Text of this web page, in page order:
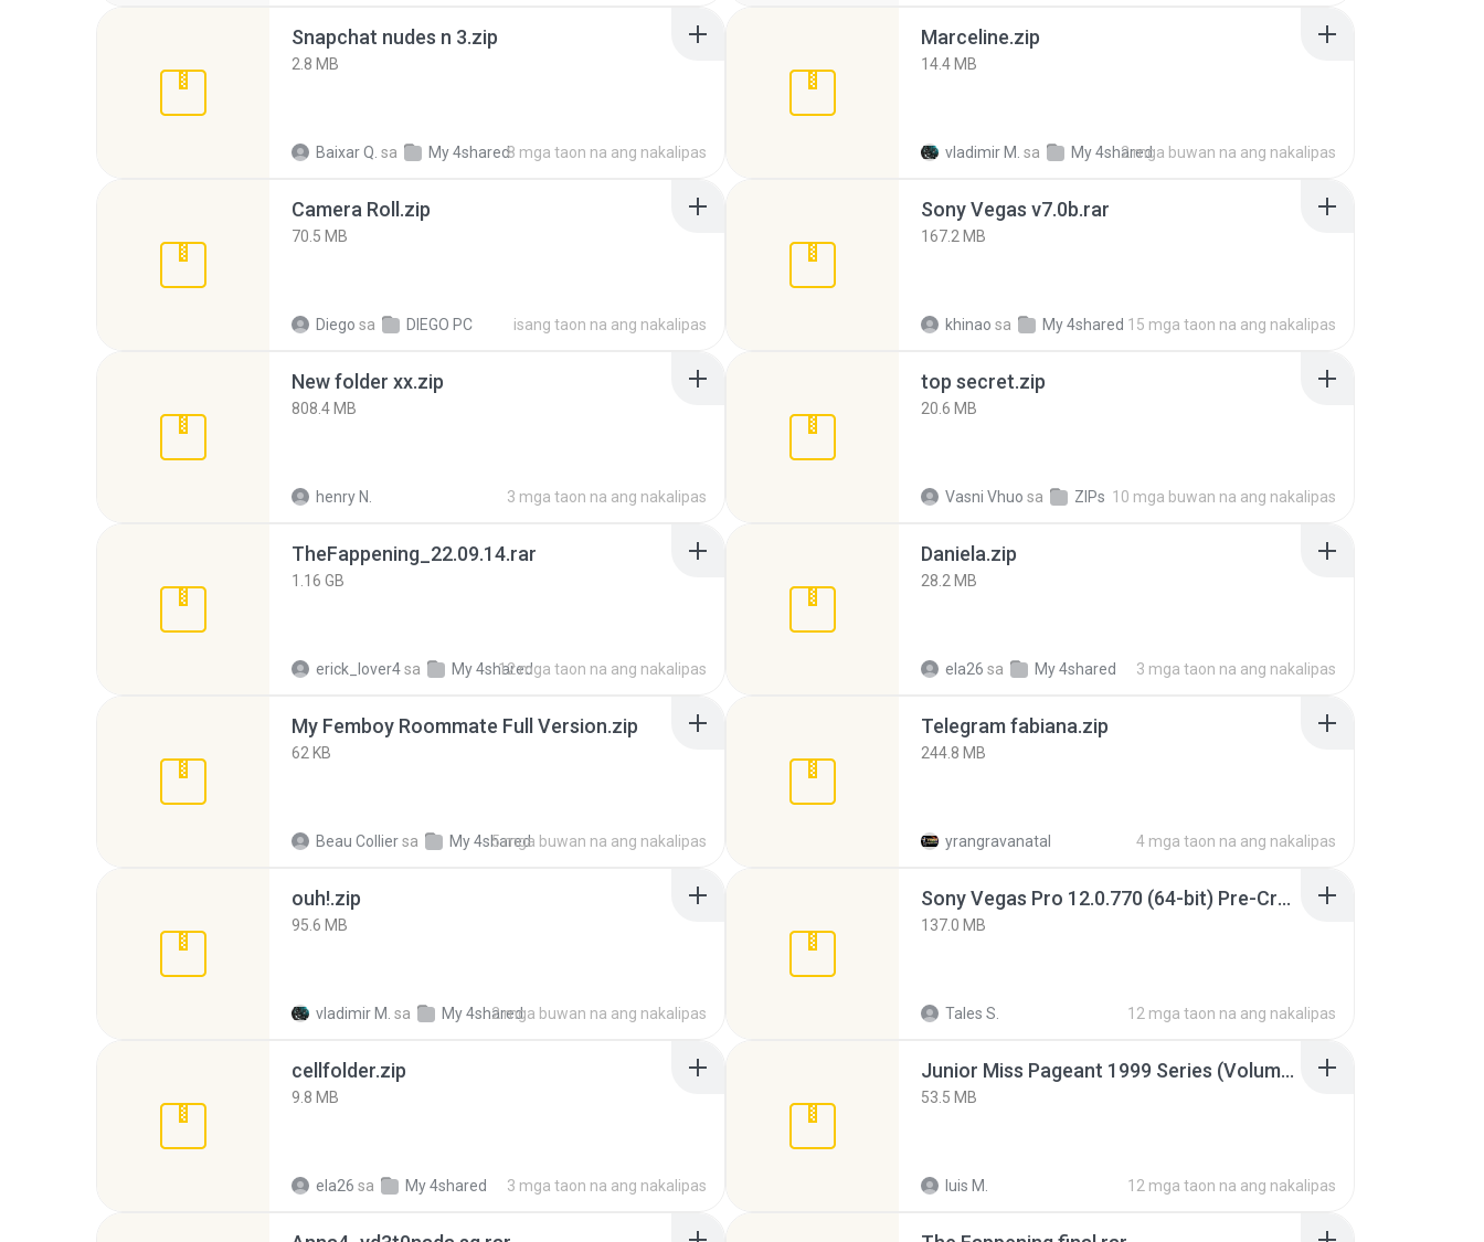
Snapchat nudes n 3.zip
2.8 MB
Baixar Q. sa My 4shared8 mga taon na ang nakalipas
Marceline.zip
14.4 MB
vladimir M. sa My 4shared2 mga buwan na ang nakalipas
Camera Roll.zip
70.5 MB
Diego sa DIEGO PC isang taon na ang nakalipas
Sony Vegas v7.0b.rar
167.2 MB
khinao sa My 4shared 15 mga taon na ang nakalipas
New folder xx.zip
808.4 MB
henry N. 3 mga taon na ang nakalipas
top secret.zip
20.6 MB
Vasni Vhuo sa ZIPs 10 mga buwan na ang nakalipas
TheFappening_22.09.14.rar
1.16 GB
erick_lover4sa My 4shared12 mga taon na ang nakalipas
Daniela.zip
28.2 MB
ela26 sa My 4shared 3 mga taon na ang nakalipas
My Femboy Roommate Full Version.zip
62 KB
Beau Colliersa My 4shared5 mga buwan na ang nakalipas
Telegram fabiana.zip
244.8 MB
yrangravanatal 4 mga taon na ang nakalipas
ouh!.zip
95.6 MB
vladimir M. sa My 4shared2 mga buwan na ang nakalipas
Sony Vegas Pro 12.0.770 (64-bit) Pre-Cracked.zip
137.0 MB
Tales S. 12 mga taon na ang nakalipas
cellfolder.zip
9.8 MB
ela26 sa My 4shared 3 mga taon na ang nakalipas
Junior Miss Pageant 1999 Series (Volume I Part I NC 6).7z
53.5 MB
luis M. 12 mga taon na ang nakalipas